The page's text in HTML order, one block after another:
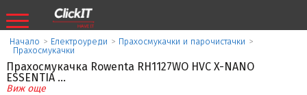
Начало > Eлектроуреди > Прахосмукачки и парочистачки >
Прахосмукачки
Прахосмукачка Rowenta RH1127WO HVC X-NANO
ESSENTIA ...
Виж още